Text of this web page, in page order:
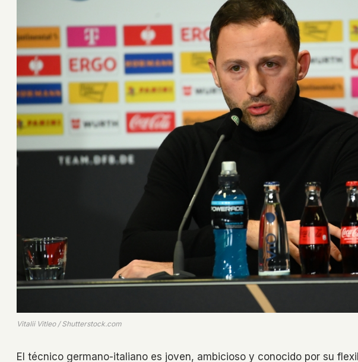
Vitalii Vitleo / Shutterstock.com
El técnico germano-italiano es joven, ambicioso y conocido por su